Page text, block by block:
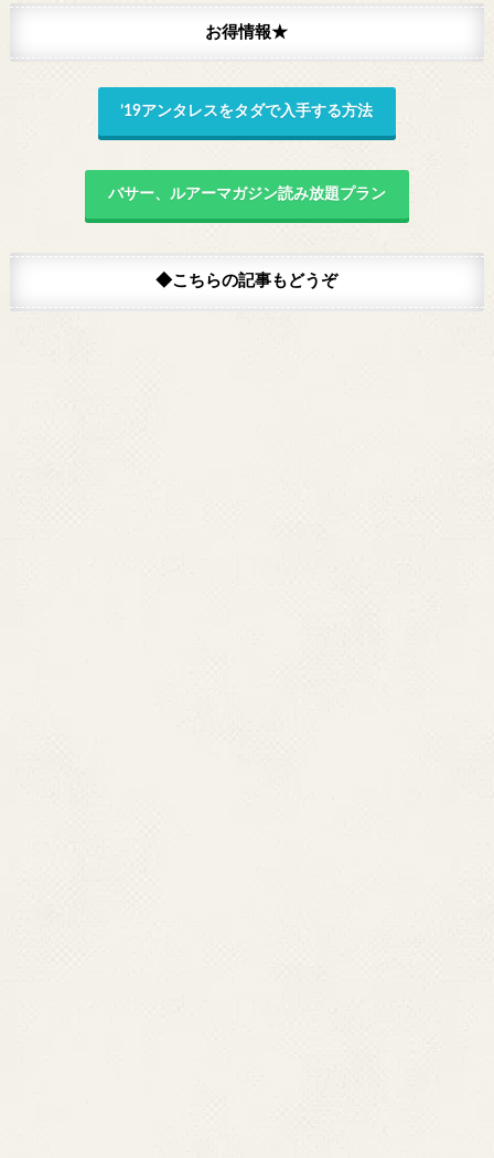
お得情報★
’19アンタレスをタダで入手する方法
バサー、ルアーマガジン読み放題プラン
◆こちらの記事もどうぞ